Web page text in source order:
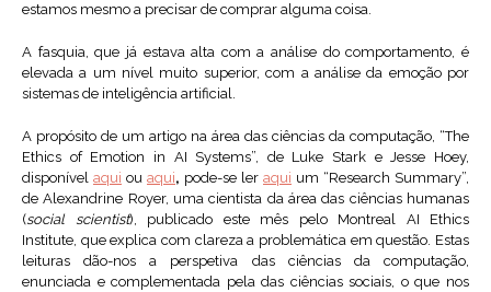
estamos mesmo a precisar de comprar alguma coisa.
A fasquia, que já estava alta com a análise do comportamento, é
elevada a um nível muito superior, com a análise da emoção por
sistemas de inteligência artificial.
A propósito de um artigo na área das ciências da computação, “The
Ethics of Emotion in AI Systems”, de Luke Stark e Jesse Hoey,
disponível aqui ou aqui, pode-se ler aqui um “Research Summary”,
de Alexandrine Royer, uma cientista da área das ciências humanas
(social scientist), publicado este mês pelo Montreal AI Ethics
Institute, que explica com clareza a problemática em questão. Estas
leituras dão-nos a perspetiva das ciências da computação,
enunciada e complementada pela das ciências sociais, o que nos